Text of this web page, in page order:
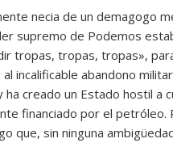
necia de un demagogo
supremo de Podemos
tropas, tropas, tropas»,
incalificable abandono
creado un Estado hostil a
financiado por el petróleo.
que, sin ninguna